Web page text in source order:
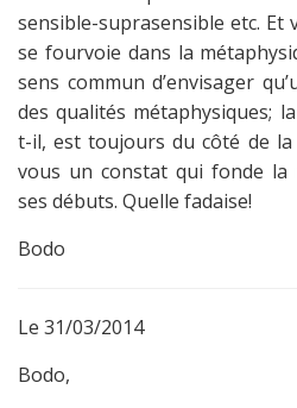
sensible-suprasensible etc. Et
se fourvoie dans la
sens commun d’envisager
des qualités métaphysiques;
t-il, est toujours du côté de la
vous un constat qui fonde la
ses débuts. Quelle fadaise!
Bodo
Le 31/03/2014
Bodo,